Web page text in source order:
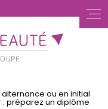
alternance ou en initial
préparez un diplôme